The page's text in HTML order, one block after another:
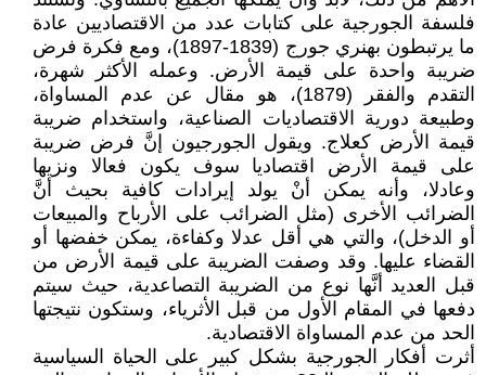
فلسفة الجورجية على كتابات عدد من الاقتصاديين عادة
ما يرتبطون بهنري جورج (1839-1897)، ومع فكرة فرض
ضريبة واحدة على قيمة الأرض. وعمله الأكثر شهرة،
التقدم والفقر (1879)، هو مقال عن عدم المساواة،
وطبيعة دورية الاقتصاديات الصناعية، واستخدام ضريبة
قيمة الأرض كعلاج. ويقول الجورجيون إنَّ فرض ضريبة
على قيمة الأرض اقتصاديا سوف يكون فعالا ونزيها
وعادلا، وأنه يمكن أنْ يولد إيرادات كافية بحيث أنَّ
الضرائب الأخرى (مثل الضرائب على الأرباح والمبيعات
أو الدخل)، والتي هي أقل عدلا وكفاءة، يمكن خفضها أو
القضاء عليها. وقد وصفت الضريبة على قيمة الأرض من
قبل العديد أنَّها نوع من الضريبة التصاعدية، حيث سيتم
دفعها في المقام الأول من قبل الأثرياء، وستكون نتيجتها
الحد من عدم المساواة الاقتصادية.
أثرت أفكار الجورجية بشكل كبير على الحياة السياسية